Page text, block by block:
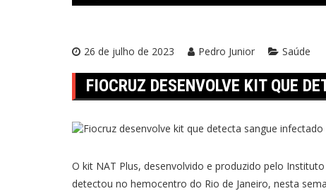
26 de julho de 2023 Pedro Junior Saúde
FIOCRUZ DESENVOLVE KIT QUE
O kit NAT Plus, desenvolvido e produzido pelo
detectou no hemocentro do Rio de Janeiro, nesta